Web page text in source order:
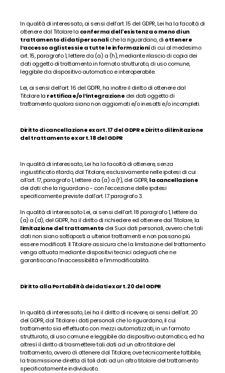
In qualità di interessato, ai sensi dell’art. 15 del GDPR, Lei ha la facoltà di
ottenere dal Titolare la conferma dell'esistenza o meno di un
trattamento di dati personali che la riguardano, di ottenere
l’accesso agli stessi e a tutte le informazioni di cui al medesimo
art. 15, paragrafo 1, lettere da (a) a (h), mediante rilascio di copia dei
dati oggetto di trattamento in formato strutturato, di uso comune,
leggibile da dispositivo automatico e interoperabile.
Lei, ai sensi dell’art. 16 del GDPR, ha inoltre il diritto di ottenere dal
Titolare la rettifica e/o l’integrazione dei dati oggetto di
trattamento qualora siano non aggiornati e/o inesatti e/o incompleti.
Diritto di cancellazione ex art. 17 del GDPR e Diritto di limitazione
del trattamento ex art. 18 del GDPR
In qualità di interessato, Lei ha la facoltà di ottenere, senza
ingiustificato ritardo, dal Titolare, esclusivamente nelle ipotesi di cui
all’art. 17, paragrafo 1, lettere da (a) a (f), del GDPR, la cancellazione
dei dati che la riguardano - con l’eccezione delle ipotesi
specificamente previste dall’art. 17 paragrafo 3.
In qualità di interessato Lei, ai sensi dell’art. 18 paragrafo 1, lettere da
limitazione del trattamento dei Suoi dati personali, ovvero che tali
dati non siano sottoposti a ulteriori trattamenti e non possano più
essere modificati. Il Titolare assicura che la limitazione del trattamento
venga attuata mediante dispositivi tecnici adeguati che ne
garantiscano l’inaccessibilità e l’immodificabilità.
Diritto alla Portabilità dei dati ex art. 20 del GDPR
In qualità di interessato, Lei ha il diritto di ricevere, ai sensi dell’art. 20
del GDPR, dal Titolare i dati personali che lo riguardano, il cui
trattamento sia effettuato con mezzi automatizzati, in un formato
strutturato, di uso comune e leggibile da dispositivo automatico, ed ha
altresì il diritto di trasmettere tali dati ad un altro titolare del
trattamento, ovvero di ottenere dal Titolare, ove tecnicamente fattibile,
la trasmissione diretta di tali dati ad un altro titolare del trattamento
specificatamente individuato.